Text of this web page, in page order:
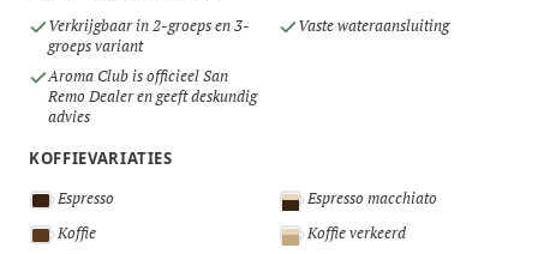
Verkrijgbaar in 2-groeps en 3-
groeps variant
Vaste wateraansluiting
Aroma Club is officieel San
Remo Dealer en geeft deskundig
advies
KOFFIEVARIATIES
Espresso
Espresso macchiato
Koffie
Koffie verkeerd